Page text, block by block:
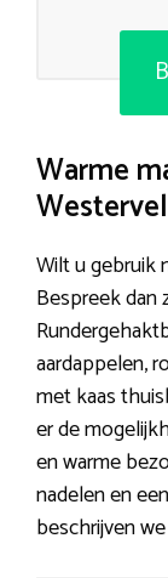
Warme
Wilt u gebruik
Bespreek dan
aardappelen,
met kaas
er de
en warme
nadelen en
beschrijven